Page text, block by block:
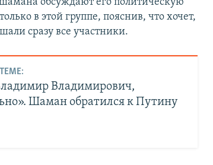
в этой группе, пояснив, что хочет,
сразу все участники.
Владимирович,
Шаман обратился к Путину